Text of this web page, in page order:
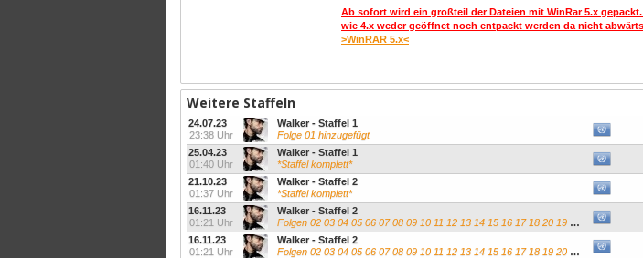
Ab sofort wird ein großteil der Dateien mit WinRar 5.x
wie 4.x weder geöffnet noch entpackt werden da nicht
>WinRAR 5.x<
Weitere Staffeln
24.07.23
23:38 Uhr
Walker - Staffel 1
Folge 01 hinzugefügt
25.04.23
01:40 Uhr
Walker - Staffel 1
*Staffel komplett*
21.10.23
01:37 Uhr
Walker - Staffel 2
*Staffel komplett*
16.11.23
01:21 Uhr
Walker - Staffel 2
Folgen 02 03 04 05 06 07 08 09 10 11 12 13 14 15 16 17 18 20 19 hinzugefügt
16.11.23
01:21 Uhr
Walker - Staffel 2
Folgen 02 03 04 05 06 07 08 09 10 11 12 13 14 15 16 17 18 19 20 hinzugefügt